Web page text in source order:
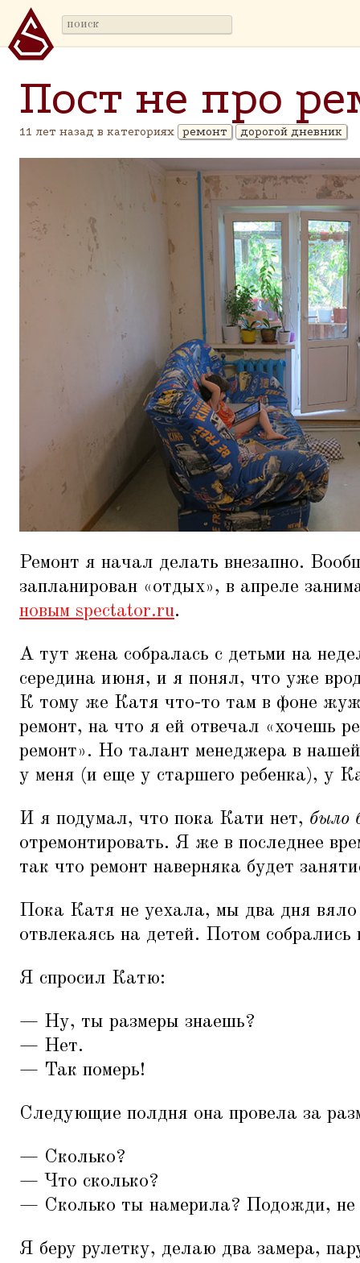
Пост не про
11 лет назад в категориях ремонт дорогой дневник
Ремонт я начал делать внезапно.
запланирован «отдых», в апреле
новым spectator.ru.
А тут жена собралась с детьми на
середина июня, и я понял, что уже
К тому же Катя что-то там в фоне
ремонт, на что я ей отвечал «хочешь
ремонт». Но талант менеджера в
у меня (и еще у старшего ребенка), у
И я подумал, что пока Кати нет, было
отремонтировать. Я же в последнее
так что ремонт наверняка будет
Пока Катя не уехала, мы два дня
отвлекаясь на детей. Потом собрались
Я спросил Катю:
— Ну, ты размеры знаешь?
— Нет.
— Так померь!
Следующие полдня она провела за
— Сколько?
— Что сколько?
— Сколько ты намерила? Подожди, не
Я беру рулетку, делаю два замера,